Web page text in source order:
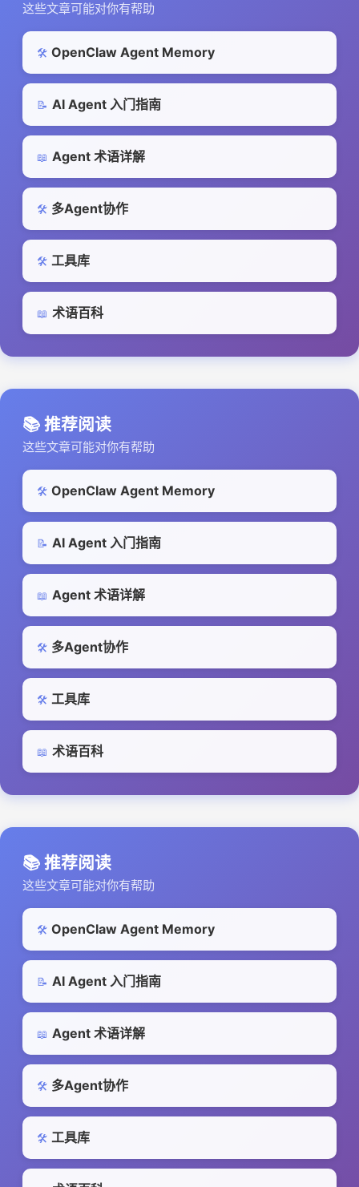
这些文章可能对你有帮助
🛠️ OpenClaw Agent Memory
📝 AI Agent 入门指南
📖 Agent 术语详解
🛠️ 多Agent协作
🛠️ 工具库
📖 术语百科
📚 推荐阅读
这些文章可能对你有帮助
🛠️ OpenClaw Agent Memory
📝 AI Agent 入门指南
📖 Agent 术语详解
🛠️ 多Agent协作
🛠️ 工具库
📖 术语百科
📚 推荐阅读
这些文章可能对你有帮助
🛠️ OpenClaw Agent Memory
📝 AI Agent 入门指南
📖 Agent 术语详解
🛠️ 多Agent协作
🛠️ 工具库